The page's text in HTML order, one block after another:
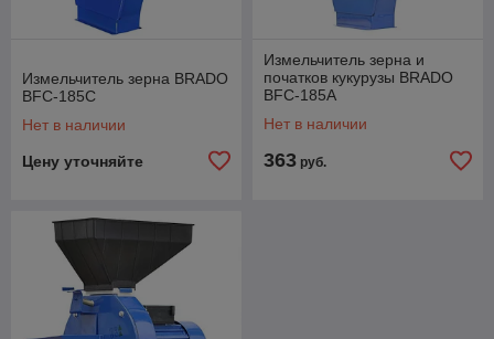
Измельчитель зерна BRADO
BFC-185C
Нет в наличии
Цену уточняйте
Измельчитель зерна и
початков кукурузы BRADO
BFC-185A
Нет в наличии
363 руб.